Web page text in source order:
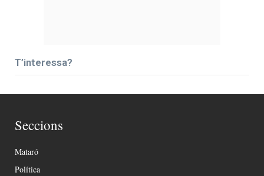
T’interessa?
Seccions
Mataró
Política